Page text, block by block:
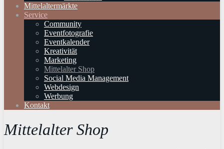
Mittelaltermärkte
Service
Community
Eventfotografie
Eventkalender
Kreativität
Marketing
Mittelalter Shop
Social Media Management
Webdesign
Werbung
Kontakt
Mittelalter Shop